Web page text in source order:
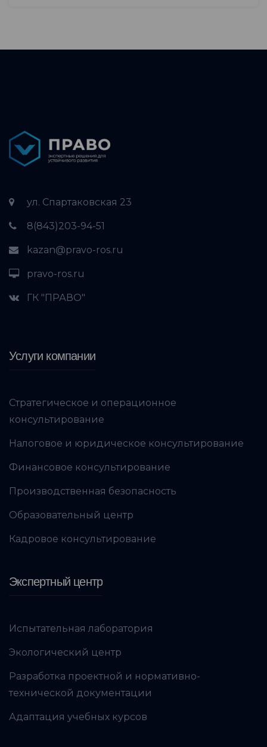
ул. Спартаковская 23
8(843)203-94-51
kazan@pravo-ros.ru
pravo-ros.ru
ГК "ПРАВО"
Услуги компании
Стратегическое и операционное
консультирование
Налоговое и юридическое консультирование
Финансовое консультирование
Производственная безопасность
Образовательный центр
Кадровое консультирование
Экспертный центр
Испытательная лаборатория
Экологический центр
Разработка проектной и нормативно-
технической документации
Адаптация учебных курсов